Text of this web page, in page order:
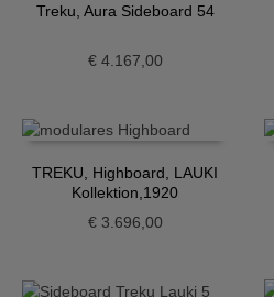
Treku, Aura Sideboard 54
€4.167,00
TREKU, Highboard, LAUKI
Kollektion,1920
€3.696,00